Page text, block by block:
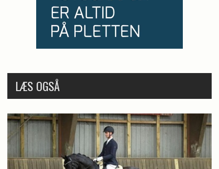
LÆS OGSÅ